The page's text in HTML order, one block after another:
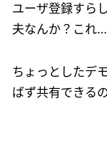
ユーザ登録すら
夫なんか？これ
ちょっとしたデ
ばず共有できる